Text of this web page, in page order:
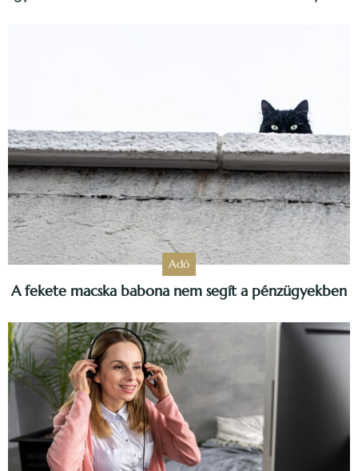
Adó
A fekete macska babona nem segít a pénzügyekben